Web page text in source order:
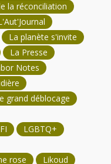
la réconciliation
La planète s'invite
La Presse
Notes
grand déblocage
LGBTQ+
rose Likoud